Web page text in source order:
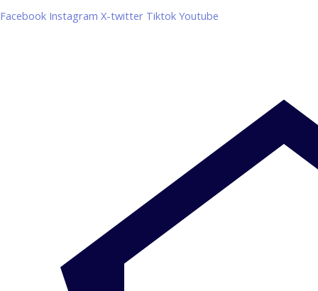
Facebook Instagram X-twitter Tiktok Youtube